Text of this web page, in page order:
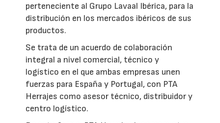
perteneciente al Grupo Lavaal Ibérica, para la
distribución en los mercados ibéricos de sus
productos.
Se trata de un acuerdo de colaboración
integral a nivel comercial, técnico y
logístico en el que ambas empresas unen
fuerzas para España y Portugal, con PTA
Herrajes como asesor técnico, distribuidor y
centro logístico.